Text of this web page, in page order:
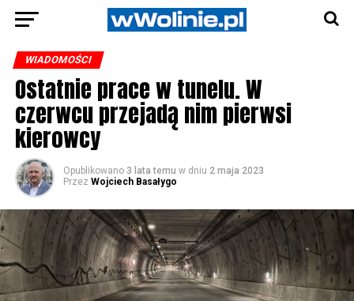
WIADOMOŚCI
Ostatnie prace w tunelu. W
czerwcu przejadą nim pierwsi
kierowcy
Opublikowano 3 lata temu w dniu 2 maja 2023
Przez Wojciech Basałygo